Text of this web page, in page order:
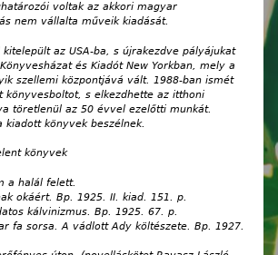
voltak az akkori magyar
nem vállalta műveik kiadását.
az USA-ba, s újrakezdve pályájukat
és Kiadót New Yorkban, mely a
szellemi központjává vált. 1988-ban ismét
könyvesboltot, s elkezdhette az itthoni
töretlenül az 50 évvel ezelőtti munkát.
kiadott könyvek beszélnek.
könyvek
a halál felett.
okáért. Bp. 1925. II. kiad. 151. p.
kálvinizmus. Bp. 1925. 67. p.
fa sorsa. A vádlott Ady költészete. Bp. 1927.